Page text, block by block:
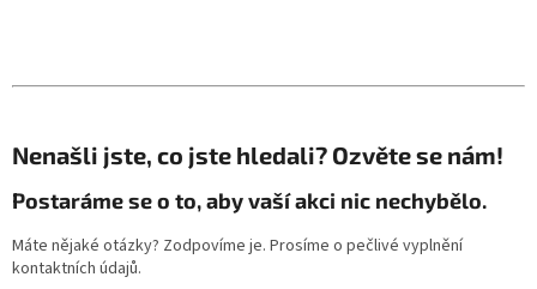
Nenašli jste, co jste hledali? Ozvěte se nám!
Postaráme se o to, aby vaší akci nic nechybělo.
Máte nějaké otázky? Zodpovíme je. Prosíme o pečlivé vyplnění
kontaktních údajů.